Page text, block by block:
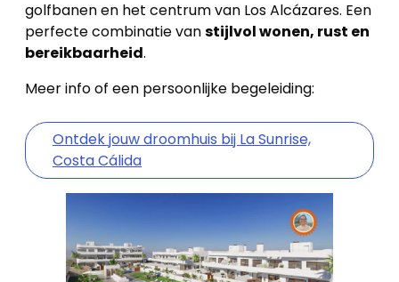
golfbanen en het centrum van Los Alcázares. Een
perfecte combinatie vanstijlvol wonen, rust en
bereikbaarheid.
Meer info of een persoonlijke begeleiding:
Ontdek jouw droomhuis bij La Sunrise,
Costa Cálida